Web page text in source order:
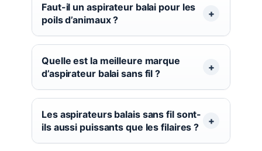
Faut-il un aspirateur balai pour les
poils d’animaux ?
Quelle est la meilleure marque
d’aspirateur balai sans fil ?
Les aspirateurs balais sans fil sont-
ils aussi puissants que les filaires ?